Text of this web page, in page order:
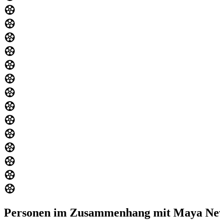
Personen im Zusammenhang mit Maya